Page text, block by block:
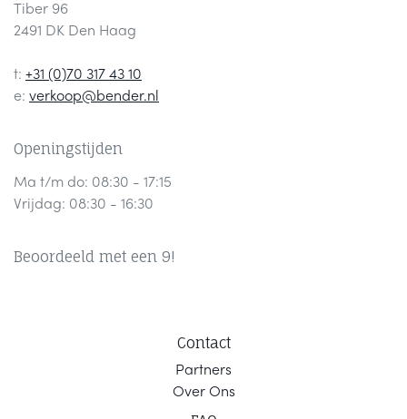
Tiber 96
2491 DK Den Haag
t: +31 (0)70 317 43 10
e: verkoop@bender.nl
Openingstijden
Ma t/m do: 08:30 - 17:15
Vrijdag: 08:30 - 16:30
Beoordeeld met een 9!
Contact
Partners
Over Ons